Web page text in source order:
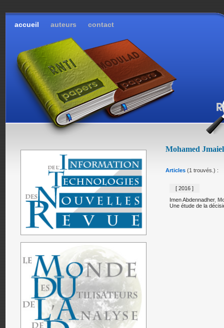
accueil auteurs contact
Mohamed
Articles (1 trouvés.) :
[ 2016 ]
Imen Abdennadher,
Une étude de la